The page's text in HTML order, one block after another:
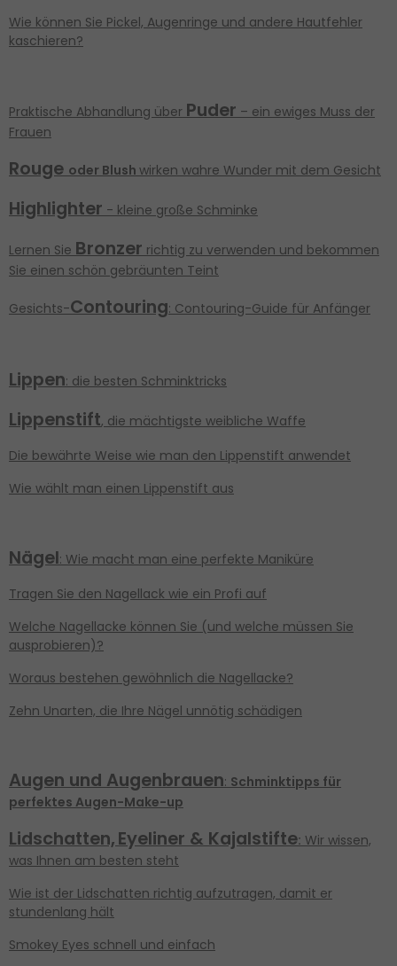
Wie können Sie Pickel, Augenringe und andere Hautfehler
kaschieren?
Praktische Abhandlung über Puder – ein ewiges Muss der
Frauen
Rouge oder Blush wirken wahre Wunder mit dem Gesicht
Highlighter - kleine große Schminke
Lernen Sie Bronzer richtig zu verwenden und bekommen
Sie einen schön gebräunten Teint
Gesichts-Contouring: Contouring-Guide für Anfänger
Lippen: die besten Schminktricks
Lippenstift, die mächtigste weibliche Waffe
Die bewährte Weise wie man den Lippenstift anwendet
Wie wählt man einen Lippenstift aus
Nägel: Wie macht man eine perfekte Maniküre
Tragen Sie den Nagellack wie ein Profi auf
Welche Nagellacke können Sie (und welche müssen Sie
ausprobieren)?
Woraus bestehen gewöhnlich die Nagellacke?
Zehn Unarten, die Ihre Nägel unnötig schädigen
Augen und Augenbrauen: Schminktipps für
perfektes Augen-Make-up
Lidschatten,Eyeliner & Kajalstifte: Wir wissen,
was Ihnen am besten steht
Wie ist der Lidschatten richtig aufzutragen, damit er
stundenlang hält
Smokey Eyes schnell und einfach